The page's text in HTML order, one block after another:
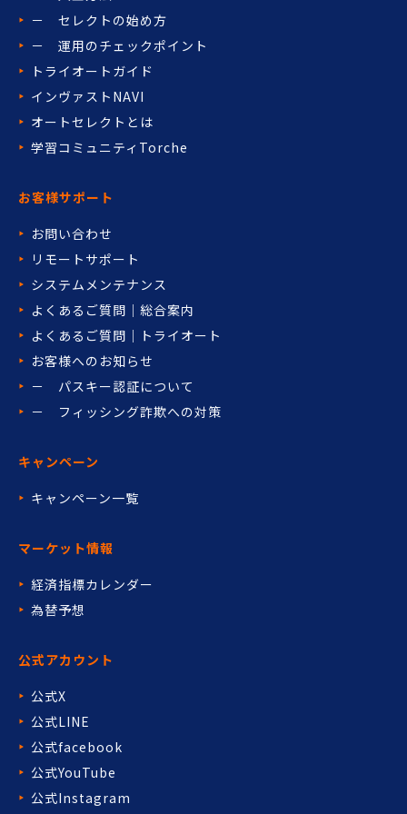
キャンペーン
キャンペーン一覧
マーケット情報
経済指標カレンダー
為替予想
公式アカウント
公式X
公式LINE
公式facebook
公式YouTube
公式Instagram
－ セレクトの始め方
－ 運用のチェックポイント
トライオートガイド
インヴァストNAVI
オートセレクトとは
学習コミュニティTorche
お客様サポート
お問い合わせ
リモートサポート
システムメンテナンス
よくあるご質問｜総合案内
よくあるご質問｜トライオート
お客様へのお知らせ
－ パスキー認証について
－ フィッシング詐欺への対策